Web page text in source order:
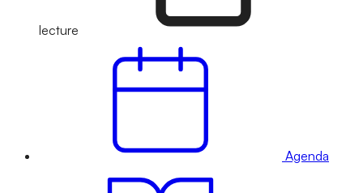
lecture
Agenda